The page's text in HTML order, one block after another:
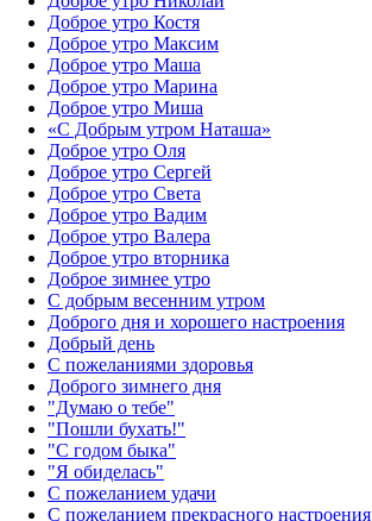
Доброе утро Костя
Доброе утро Максим
Доброе утро Маша
Доброе утро Марина
Доброе утро Миша
«С Добрым утром Наташа»
Доброе утро Оля
Доброе утро Сергей
Доброе утро Света
Доброе утро Вадим
Доброе утро Валера
Доброе утро вторника
Доброе зимнее утро
С добрым весенним утром
Доброго дня и хорошего настроения
Добрый день
С пожеланиями здоровья
Доброго зимнего дня
"Думаю о тебе"
"Пошли бухать!"
"С годом быка"
"Я обиделась"
С пожеланием удачи
С пожеланием прекрасного настроения